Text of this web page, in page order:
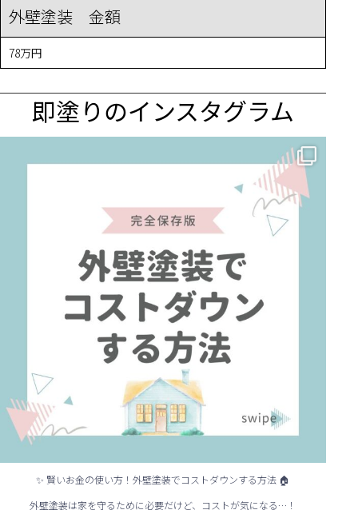
外壁塗装 金額
78万円
即塗りのインスタグラム
✨ 賢いお金の使い方！外壁塗装でコストダウンする方法 🏠
✨ 賢いお金の使い方！外壁塗装でコストダウンする方法 🏠
外壁塗装は家を守るために必要だけど、コストが気になる…！